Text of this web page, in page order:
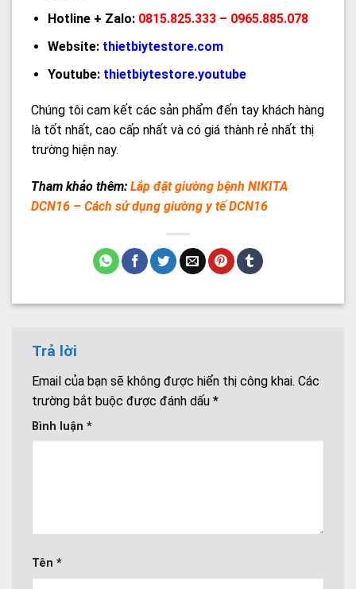
Hotline + Zalo: 0815.825.333 – 0965.885.078
Website: thietbiytestore.com
Youtube: thietbiytestore.youtube
Chúng tôi cam kết các sản phẩm đến tay khách hàng
là tốt nhất, cao cấp nhất và có giá thành rẻ nhất thị
trường hiện nay.
Tham khảo thêm: Lắp đặt giường bệnh NIKITA
DCN16 – Cách sử dụng giường y tế DCN16
Trả lời
Email của bạn sẽ không được hiển thị công khai. Các
trường bắt buộc được đánh dấu *
Bình luận *
Tên *